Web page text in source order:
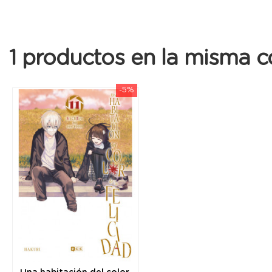
1 productos en la misma
-5%